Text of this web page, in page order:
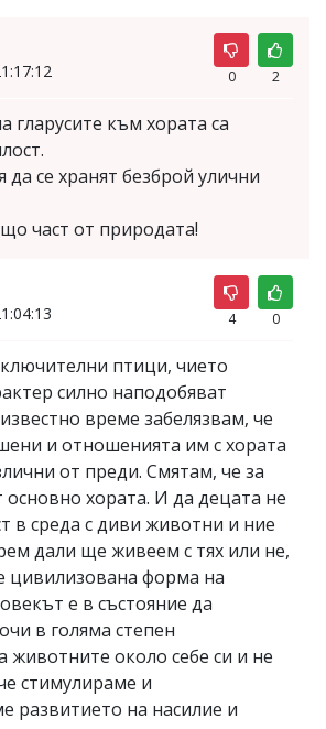
0 2
гларусите към хората са
се хранят безброй улични
част от природата!
4 0
птици, чието
силно наподобяват
време забелязвам, че
и отношенията им с хората
от преди. Смятам, че за
хората. И да децата не
в среда с диви животни и ние
дали ще живеем с тях или не,
цивилизована форма на
е в състояние да
в голяма степен
животните около себе си и не
стимулираме и
развитието на насилие и